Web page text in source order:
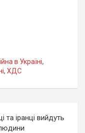
в Україні,
, ХДС
та іранці вийдуть